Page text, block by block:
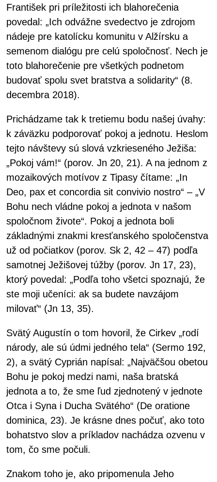
František pri príležitosti ich blahorečenia
povedal: „Ich odvážne svedectvo je zdrojom
nádeje pre katolícku komunitu v Alžírsku a
semenom dialógu pre celú spoločnosť. Nech je
toto blahorečenie pre všetkých podnetom
budovať spolu svet bratstva a solidarity“ (8.
decembra 2018).
Prichádzame tak k tretiemu bodu našej úvahy:
k záväzku podporovať pokoj a jednotu. Heslom
tejto návštevy sú slová vzkrieseného Ježiša:
„Pokoj vám!“ (porov. Jn 20, 21). A na jednom z
mozaikových motívov z Tipasy čítame: „In
Deo, pax et concordia sit convivio nostro“ – „V
Bohu nech vládne pokoj a jednota v našom
spoločnom živote“. Pokoj a jednota boli
základnými znakmi kresťanského spoločenstva
už od počiatkov (porov. Sk 2, 42 – 47) podľa
samotnej Ježišovej túžby (porov. Jn 17, 23),
ktorý povedal: „Podľa toho všetci spoznajú, že
ste moji učeníci: ak sa budete navzájom
milovať“ (Jn 13, 35).
Svätý Augustín o tom hovoril, že Cirkev „rodí
národy, ale sú údmi jedného tela“ (Sermo 192,
2), a svätý Cyprián napísal: „Najväčšou obetou
Bohu je pokoj medzi nami, naša bratská
jednota a to, že sme ľud zjednotený v jednote
Otca i Syna i Ducha Svätého“ (De oratione
dominica, 23). Je krásne dnes počuť, ako toto
bohatstvo slov a príkladov nachádza ozvenu v
tom, čo sme počuli.
Znakom toho je, ako pripomenula Jeho